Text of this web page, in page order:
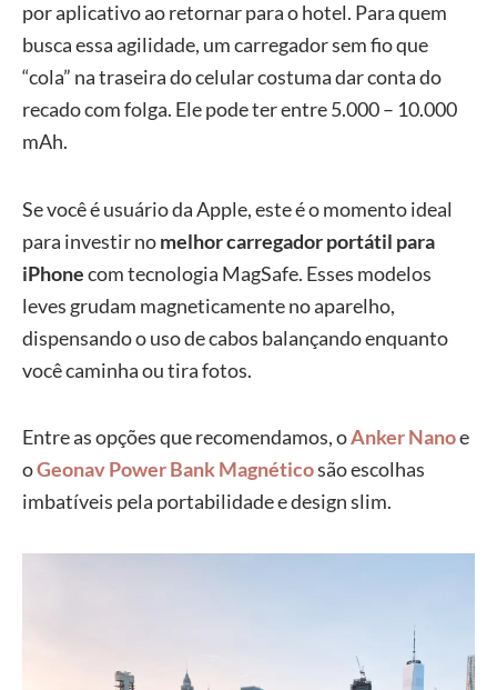
por aplicativo ao retornar para o hotel. Para quem
busca essa agilidade, um carregador sem fio que
“cola” na traseira do celular costuma dar conta do
recado com folga. Ele pode ter entre 5.000 – 10.000
mAh.
Se você é usuário da Apple, este é o momento ideal
para investir nomelhor carregador portátil para
iPhonecom tecnologia MagSafe. Esses modelos
leves grudam magneticamente no aparelho,
dispensando o uso de cabos balançando enquanto
você caminha ou tira fotos.
Entre as opções que recomendamos, oAnker Nanoe
oGeonav Power Bank Magnéticosão escolhas
imbatíveis pela portabilidade e design slim.